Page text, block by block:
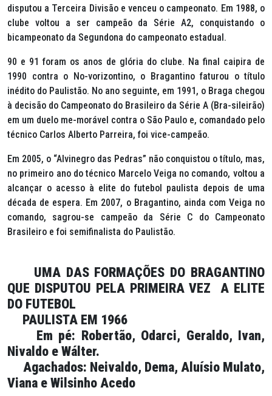
disputou a Terceira Divisão e venceu o campeonato. Em 1988, o
clube voltou a ser campeão da Série A2, conquistando o
bicampeonato da Segundona do campeonato estadual.
90 e 91 foram os anos de glória do clube. Na final caipira de
1990 contra o No-vorizontino, o Bragantino faturou o título
inédito do Paulistão. No ano seguinte, em 1991, o Braga chegou
à decisão do Campeonato do Brasileiro da Série A (Bra-sileirão)
em um duelo me-morável contra o São Paulo e, comandado pelo
técnico Carlos Alberto Parreira, foi vice-campeão.
Em 2005, o “Alvinegro das Pedras” não conquistou o título, mas,
no primeiro ano do técnico Marcelo Veiga no comando, voltou a
alcançar o acesso à elite do futebol paulista depois de uma
década de espera. Em 2007, o Bragantino, ainda com Veiga no
comando, sagrou-se campeão da Série C do Campeonato
Brasileiro e foi semifinalista do Paulistão.
UMA DAS FORMAÇÕES DO BRAGANTINO
QUE DISPUTOU PELA PRIMEIRA VEZ A ELITE
DO FUTEBOL
PAULISTA EM 1966
Em pé: Robertão, Odarci, Geraldo, Ivan,
Nivaldo e Wálter.
Agachados: Neivaldo, Dema, Aluísio Mulato,
Viana e Wilsinho Acedo